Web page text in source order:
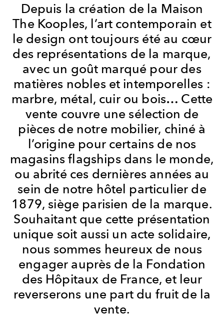
Depuis la création de la Maison
The Kooples, l’art contemporain et
le design ont toujours été au cœur
des représentations de la marque,
avec un goût marqué pour des
matières nobles et intemporelles :
marbre, métal, cuir ou bois… Cette
vente couvre une sélection de
pièces de notre mobilier, chiné à
l’origine pour certains de nos
magasins flagships dans le monde,
ou abrité ces dernières années au
sein de notre hôtel particulier de
1879, siège parisien de la marque.
Souhaitant que cette présentation
unique soit aussi un acte solidaire,
nous sommes heureux de nous
engager auprès de la Fondation
des Hôpitaux de France, et leur
reverserons une part du fruit de la
vente.